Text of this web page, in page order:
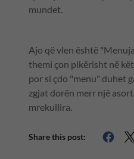
mundet.
Ajo që vlen është
themi çon pikërisht në
por si çdo "menu" duhet
zgjat dorën merr një
mrekullira.
Share this post: